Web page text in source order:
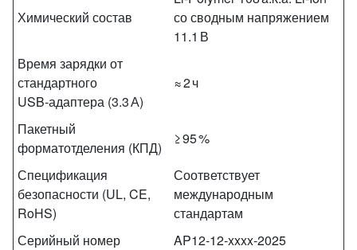
Химический состав
со сводным напряжением
11.1 В
Время зарядки от
стандартного
USB‑адаптера (3.3 А)
≈ 2 ч
Пакетный
форматотделения (КПД)
≥ 95 %
Спецификация
безопасности (UL, CE,
RoHS)
Соответствует
международным
стандартам
Серийный номер
AP12‑12‑xxxx‑2025